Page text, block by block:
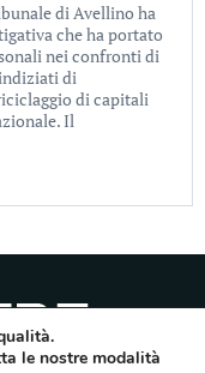
di Avellino ha
che ha portato
nei confronti di
di
di capitali
Il
le nostre modalità